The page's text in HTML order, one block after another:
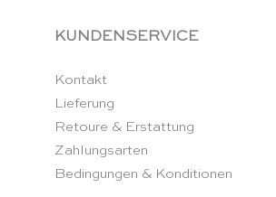
KUNDENSERVICE
Kontakt
Lieferung
Retoure & Erstattung
Zahlungsarten
Bedingungen & Konditionen